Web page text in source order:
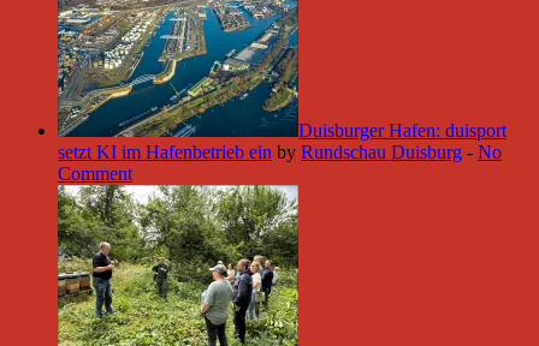
Duisburger Hafen: duisport
setzt KI im Hafenbetrieb ein by Rundschau Duisburg - No
Comment